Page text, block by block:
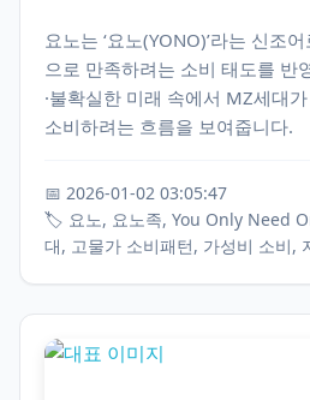
요노는 ‘요노(YONO)’라는 신조
으로 만족하려는 소비 태도를 반
·불확실한 미래 속에서 MZ세대가
소비하려는 흐름을 보여줍니다.
📅 2026-01-02 03:05:47
🏷️ 요노, 요노족, You Only Need
대, 고물가 소비패턴, 가성비 소비,